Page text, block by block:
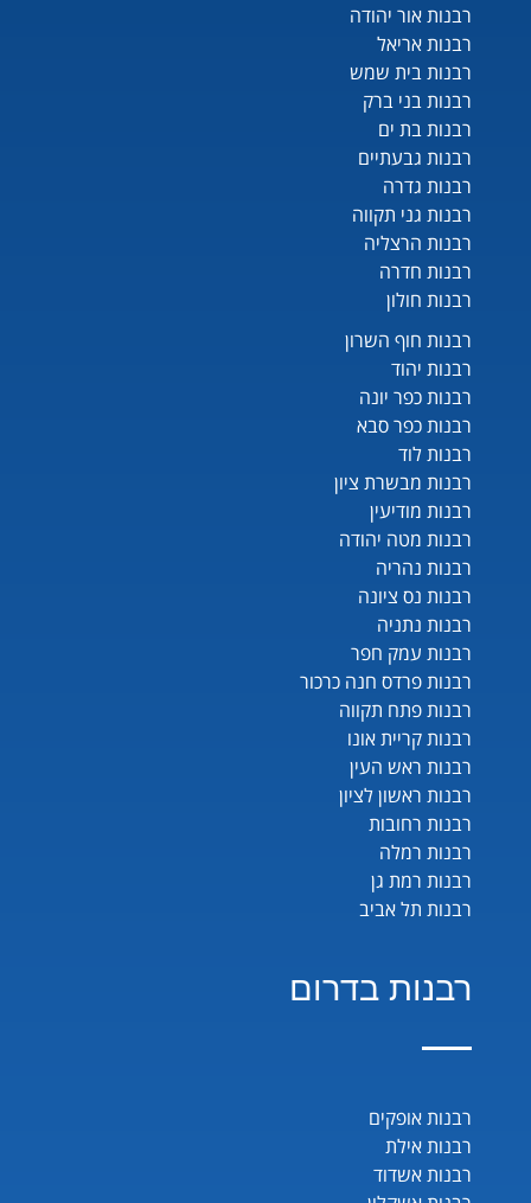
רבנות אור יהודה
רבנות אריאל
רבנות בית שמש
רבנות בני ברק
רבנות בת ים
רבנות גבעתיים
רבנות גדרה
רבנות גני תקווה
רבנות הרצליה
רבנות חדרה
רבנות חולון
רבנות חוף השרון
רבנות יהוד
רבנות כפר יונה
רבנות כפר סבא
רבנות לוד
רבנות מבשרת ציון
רבנות מודיעין
רבנות מטה יהודה
רבנות נהריה
רבנות נס ציונה
רבנות נתניה
רבנות עמק חפר
רבנות פרדס חנה כרכור
רבנות פתח תקווה
רבנות קריית אונו
רבנות ראש העין
רבנות ראשון לציון
רבנות רחובות
רבנות רמלה
רבנות רמת גן
רבנות תל אביב
רבנות בדרום
רבנות אופקים
רבנות אילת
רבנות אשדוד